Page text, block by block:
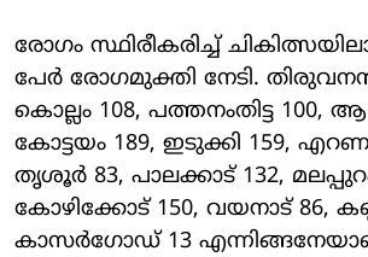
രോഗം സ്ഥിരീകരിച്ച്
പേര്‍ രോഗമുക്തി നേടി.
കൊല്ലം 108, പത്തനംതിട്ട 100,
കോട്ടയം 189, ഇടുക്കി 159,
തൃശൂര്‍ 83, പാലക്കാട് 132,
കോഴിക്കോട് 150, വയനാട് 86,
കാസര്‍ഗോഡ് 13